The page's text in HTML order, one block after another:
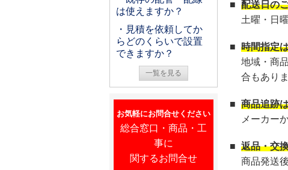
は使えますか？
・見積を依頼してか
らどのくらいで設置
できますか？
一覧を見る
お気軽にお問合せください
総合窓口・商品・工
事に
関するお問合せ
■ 配送日の
土曜・日
■ 時間指定
地域・商
合もあり
■ 商品追跡
メーカー
■ 返品・交
商品発送